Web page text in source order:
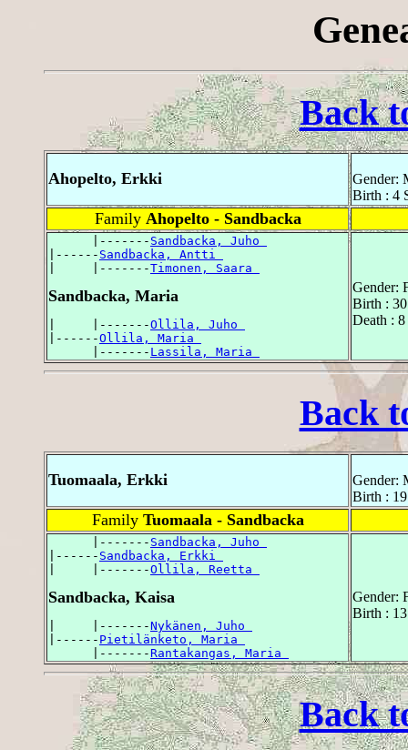
Back
Ahopelto, Erkki
Gender:
Birth : 4
Family Ahopelto - Sandbacka
      |-------
Sandbacka, Juho
|------ Sandbacka, Antti
|     |-------Timonen, Saara
Sandbacka, Maria
|     |-------Ollila, Juho
|------Ollila, Maria
      |-------
Lassila, Maria
Gender:
Birth :
Death :
Back
Tuomaala, Erkki
Gender:
Birth :
Family Tuomaala - Sandbacka
      |-------
Sandbacka, Juho
|------ Sandbacka, Erkki
|     |-------Ollila, Reetta
Sandbacka, Kaisa
|     |-------Nykänen, Juho
|------ Pietilänketo, Maria
      |-------
Rantakangas, Maria
Gender:
Birth :
Back